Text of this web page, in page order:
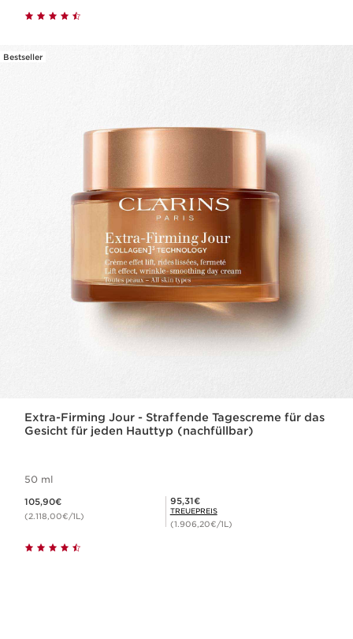
Bestseller
Extra-Firming Jour - Straffende Tagescreme für das
Gesicht für jeden Hauttyp (nachfüllbar)
50 ml
105,90€
(2.118,00€/1L)
Mitgliederpreis 95,31€
95,31€
TREUEPREIS
(1.906,20€/1L)